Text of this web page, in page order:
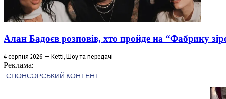
Алан Бадоєв розповів, хто пройде на “Фабрику
4 серпня 2026 — Ketti, Шоу та передачі
Реклама: